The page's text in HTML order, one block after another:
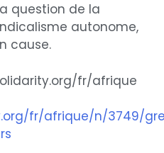
question de la
autonome,
cause.
fr/afrique
fr/afrique/n/3749/